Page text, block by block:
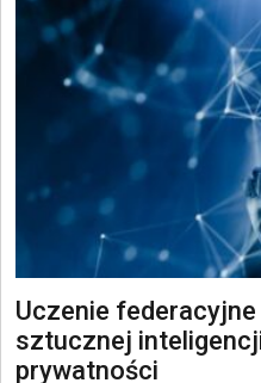
Uczenie
sztucznej
prywatności